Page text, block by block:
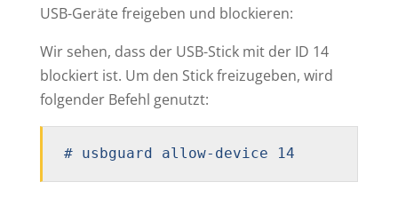
USB-Geräte freigeben und blockieren:
Wir sehen, dass der USB-Stick mit der ID 14
blockiert ist. Um den Stick freizugeben, wird
folgender Befehl genutzt:
# usbguard allow-device 14